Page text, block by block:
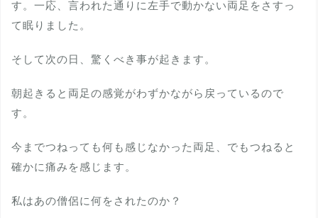
す。一応、言われた通りに左手で動かない両足をさすっ
て眠りました。
そして次の日、驚くべき事が起きます。
朝起きると両足の感覚がわずかながら戻っているので
す。
今までつねっても何も感じなかった両足、でもつねると
確かに痛みを感じます。
私はあの僧侶に何をされたのか？